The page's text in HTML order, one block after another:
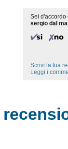
Sei d'accordo
sergio dal
Scrivi la tua
Leggi i